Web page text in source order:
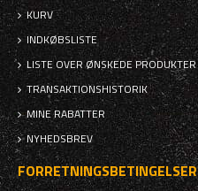
KURV
INDKØBSLISTE
LISTE OVER ØNSKEDE PRODUKTER
TRANSAKTIONSHISTORIK
MINE RABATTER
NYHEDSBREV
FORRETNINGSBETINGELSER